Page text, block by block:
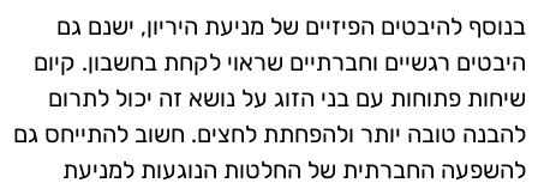
בנוסף להיבטים הפיזיים של מניעת היריון, ישנם גם
היבטים רגשיים וחברתיים שראוי לקחת בחשבון. קיום
שיחות פתוחות עם בני הזוג על נושא זה יכול לתרום
להבנה טובה יותר ולהפחתת לחצים. חשוב להתייחס גם
להשפעה החברתית של החלטות הנוגעות למניעת